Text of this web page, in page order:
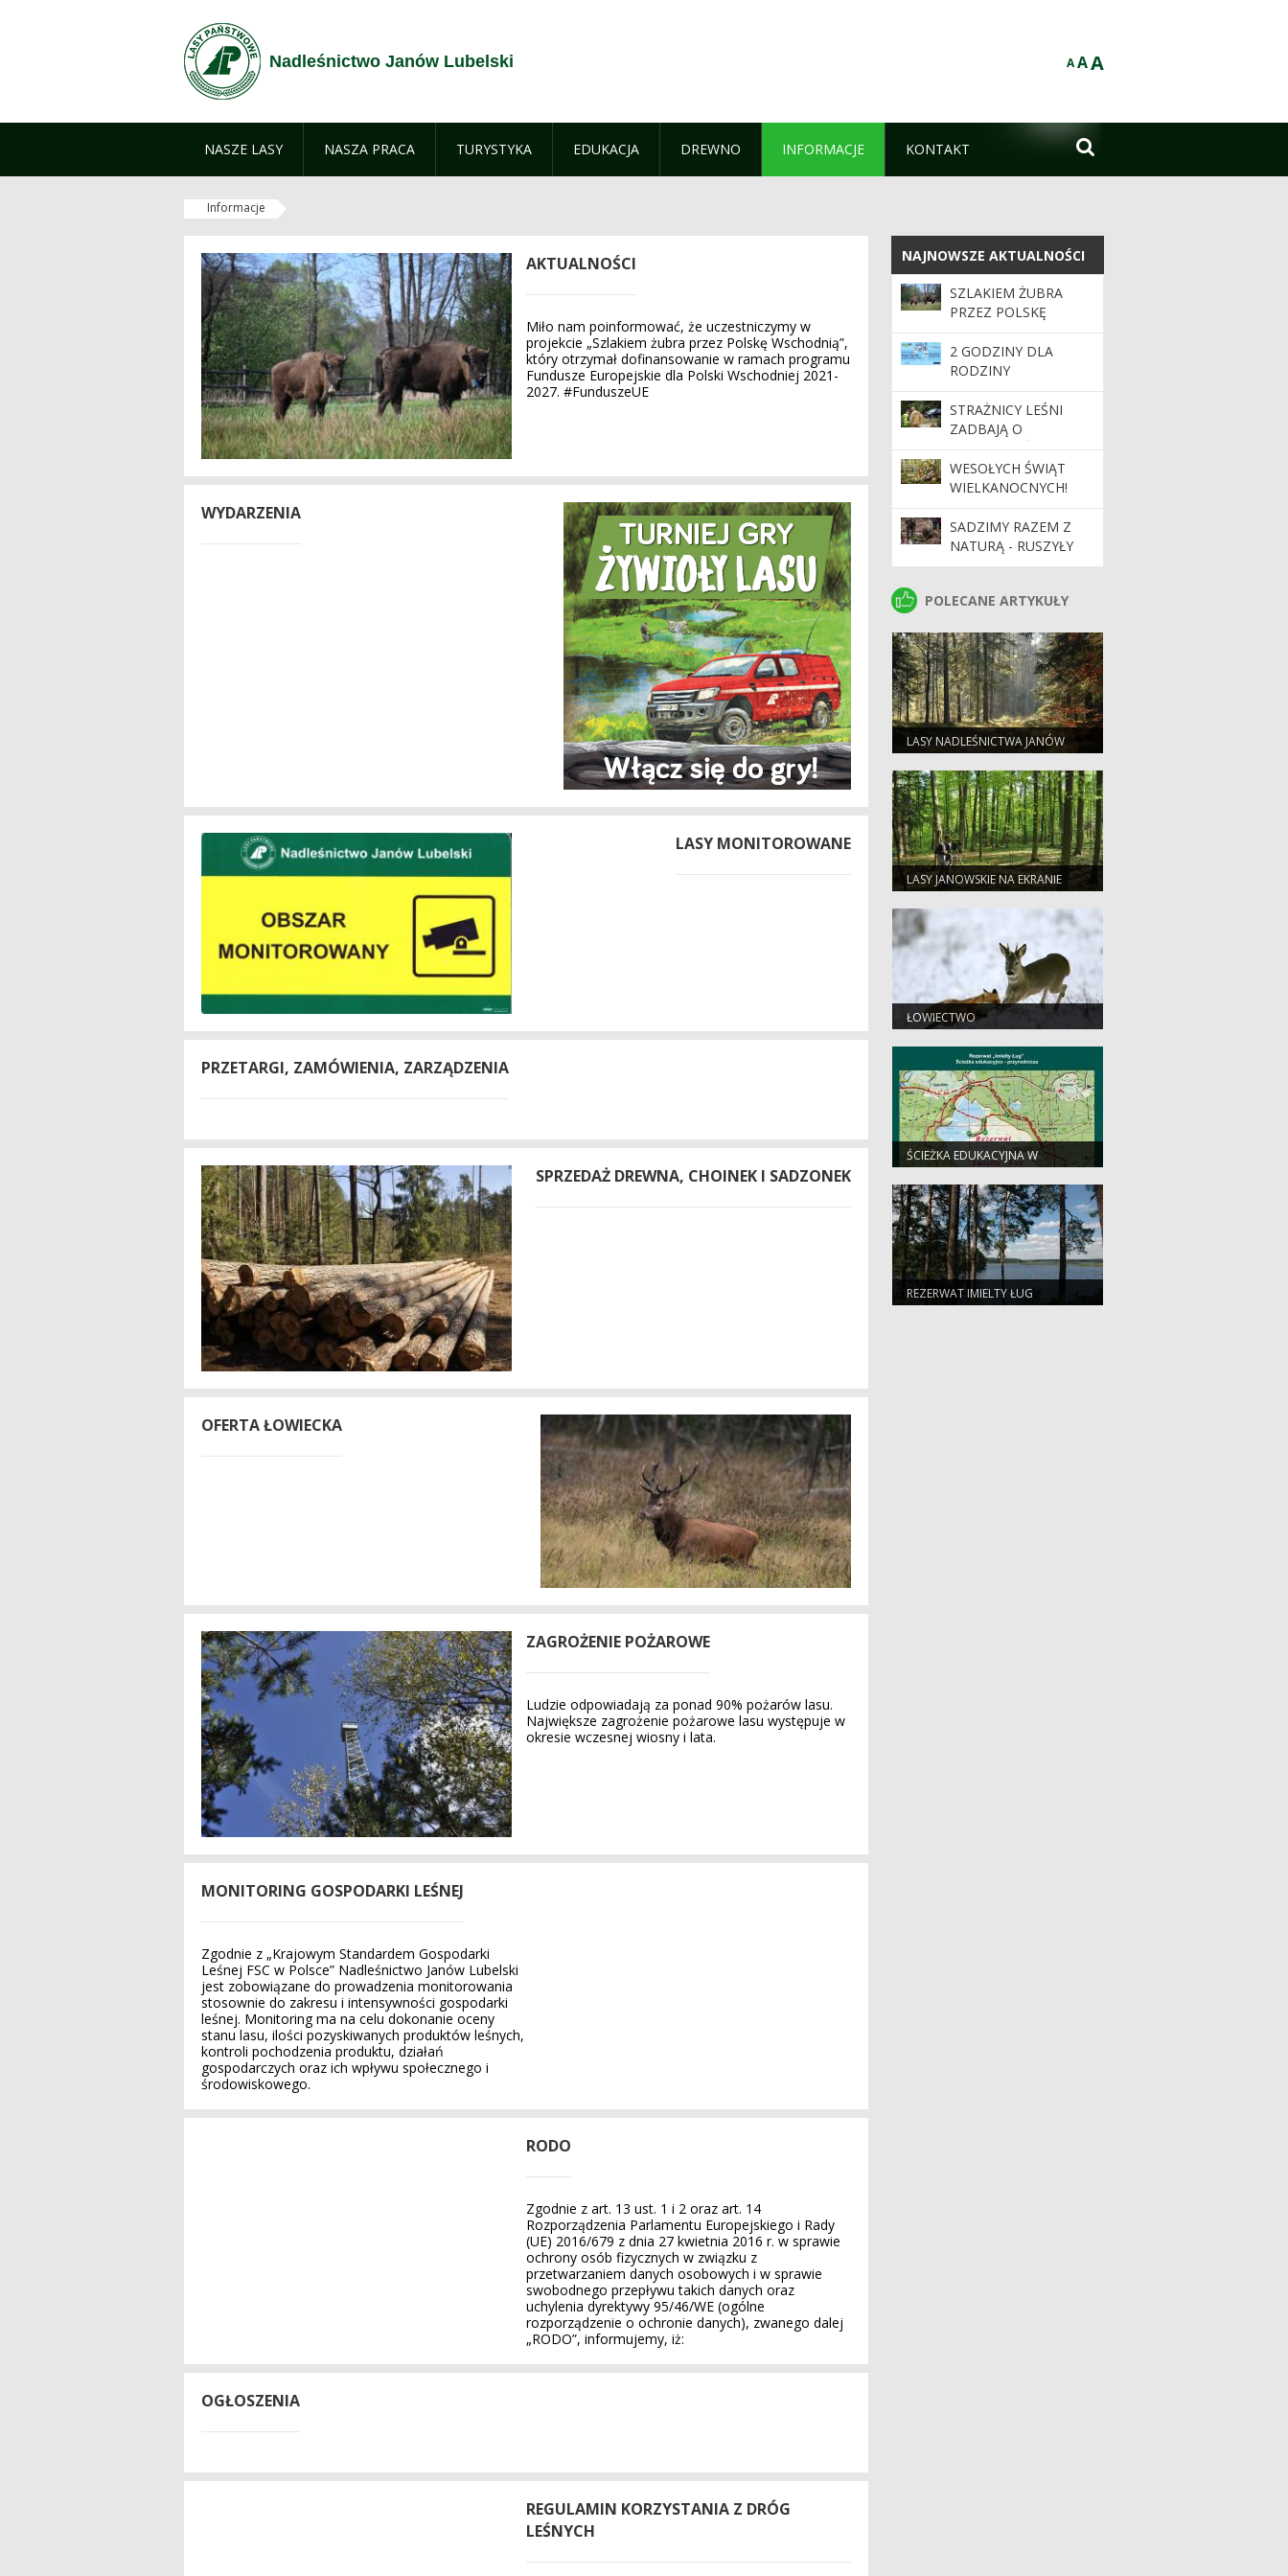
Nadleśnictwo Janów Lubelski AAA
NASZE LASY NASZA PRACA TURYSTYKA EDUKACJA DREWNO INFORMACJE KONTAKT 
Informacje
AKTUALNOŚCI
Miło nam poinformować, że uczestniczymy w
projekcie „Szlakiem żubra przez Polskę Wschodnią”,
który otrzymał dofinansowanie w ramach programu
Fundusze Europejskie dla Polski Wschodniej 2021-
2027. #FunduszeUE
WYDARZENIA
LASY MONITOROWANE
PRZETARGI, ZAMÓWIENIA, ZARZĄDZENIA
SPRZEDAŻ DREWNA, CHOINEK I SADZONEK
OFERTA ŁOWIECKA
ZAGROŻENIE POŻAROWE
Ludzie odpowiadają za ponad 90% pożarów lasu.
Największe zagrożenie pożarowe lasu występuje w
okresie wczesnej wiosny i lata.
MONITORING GOSPODARKI LEŚNEJ
Zgodnie z „Krajowym Standardem Gospodarki
Leśnej FSC w Polsce” Nadleśnictwo Janów Lubelski
jest zobowiązane do prowadzenia monitorowania
stosownie do zakresu i intensywności gospodarki
leśnej. Monitoring ma na celu dokonanie oceny
stanu lasu, ilości pozyskiwanych produktów leśnych,
kontroli pochodzenia produktu, działań
gospodarczych oraz ich wpływu społecznego i
środowiskowego.
RODO
Zgodnie z art. 13 ust. 1 i 2 oraz art. 14
Rozporządzenia Parlamentu Europejskiego i Rady
(UE) 2016/679 z dnia 27 kwietnia 2016 r. w sprawie
ochrony osób fizycznych w związku z
przetwarzaniem danych osobowych i w sprawie
swobodnego przepływu takich danych oraz
uchylenia dyrektywy 95/46/WE (ogólne
rozporządzenie o ochronie danych), zwanego dalej
„RODO”, informujemy, iż:
OGŁOSZENIA
REGULAMIN KORZYSTANIA Z DRÓG
LEŚNYCH
NAJNOWSZE AKTUALNOŚCI
NAJNOWSZE AKTUALNOŚCI
SZLAKIEM ŻUBRA
PRZEZ POLSKĘ
WSCHODNIĄ
2 GODZINY DLA
RODZINY
STRAŻNICY LEŚNI
ZADBAJĄ O
BEZPIECZEŃSTWO
PODCZAS MAJÓWKI
WESOŁYCH ŚWIĄT
WIELKANOCNYCH!
SADZIMY RAZEM Z
NATURĄ - RUSZYŁY
WIOSENNE
POLECANE ARTYKUŁY
POLECANE ARTYKUŁY
LASY NADLEŚNICTWA JANÓW
LUBELSKI
LASY JANOWSKIE NA EKRANIE
ŁOWIECTWO
ŚCIEŻKA EDUKACYJNA W
REZERWACIE IMIELTY ŁUG
REZERWAT IMIELTY ŁUG